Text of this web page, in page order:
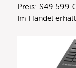
Preis: S49 599
Im Handel